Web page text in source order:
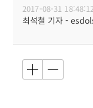
2017-08-31
최석철 기자 -